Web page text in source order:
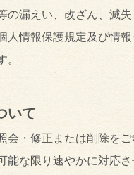
漏えい、改ざん、滅
人情報保護規定及び情
。
いて
・修正または削除を
能な限り速やかに対応